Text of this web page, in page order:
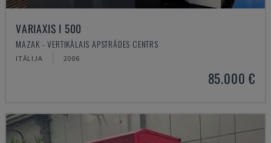
VARIAXIS I 500
MAZAK - VERTIKĀLAIS APSTRĀDES CENTRS
ITĀLIJA 2006
85.000 €